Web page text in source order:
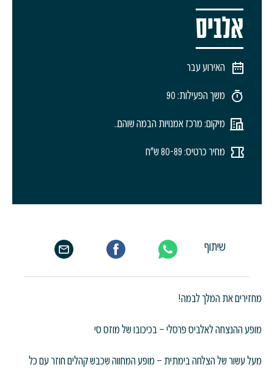
אלביס
האירוע עבר
משך הפעילות: 90
מיקום: מרכז אמנויות הבמה שוהם..
מחיר כרטיס: 80-89 ש"ח
שיתוף
מחזירים את המלך לבמה!
מופע ההנצחה לאלביס פרסלי – בכיכובו של מוזס סי
מעל עשור של הצלחה בימתית – מופע המחווה שכבש קהלים חוזר עם כל